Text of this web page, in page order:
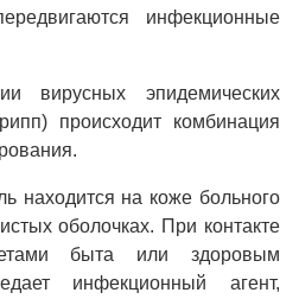
инфекционные
вирусных эпидемических
происходит комбинация
находится на коже больного
оболочках. При контакте
быта или здоровым
инфекционный агент,